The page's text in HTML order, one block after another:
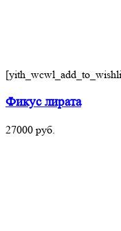
Фикус лирата
27000 руб.